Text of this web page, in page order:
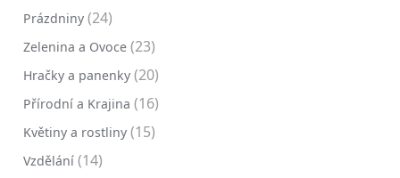
Prázdniny (24)
Zelenina a Ovoce (23)
Hračky a panenky (20)
Přírodní a Krajina (16)
Květiny a rostliny (15)
Vzdělání (14)